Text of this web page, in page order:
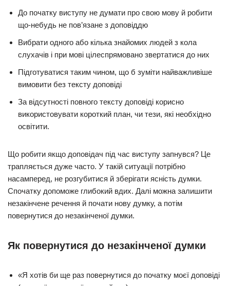
До початку виступу не думати про свою мову й робити
що-небудь не пов’язане з доповіддю
Вибрати одного або кілька знайомих людей з кола
слухачів і при мові цілеспрямовано звертатися до них
Підготуватися таким чином, що б зуміти найважливіше
вимовити без тексту доповіді
За відсутності повного тексту доповіді корисно
використовувати короткий план, чи тези, які необхідно
освітити.
Що робити якщо доповідач під час виступу запнувся? Це
трапляється дуже часто. У такій ситуації потрібно
насамперед, не розгубитися й зберігати ясність думки.
Спочатку допоможе глибокий вдих. Далі можна залишити
незакінчене речення й почати нову думку, а потім
повернутися до незакінченої думки.
Як повернутися до незакінченої думки
«Я хотів би ще раз повернутися до початку моєї доповіді